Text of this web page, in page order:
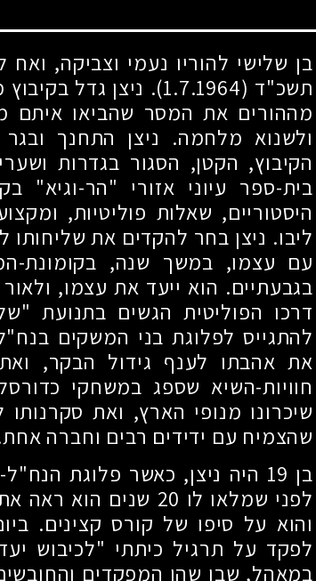
בן שלישי להוריו נעמי וצביקה,
תשכ"ד (1.7.1964)
. ניצן גדל
מההורים את המסר שהביאו איתם
ולשנוא מלחמה. ניצן התחנך
הקיבוץ, הקטן, הסגור בגדרות
בית-ספר עיוני אזורי "הר-וגיא"
היסטוריים, שאלות פוליטיות,
ליבו. ניצן בחר להקדים את
עם עצמו, במשך שנה, בקומונת-
בגבעתיים. הוא ייעד את עצמו,
דרכו הפוליטית הגשים בתנועת
להתגייס לפלוגת בני המשקים
את אהבתו לענף גידול הבקר,
חוויות-השיא שספג במשחקי
שיכרונו מנופי הארץ, ואת סקרנותו
שהצמיח עם ידידים רבים וחברה
בן 19 היה ניצן, כאשר פלוגת
לפני שמלאו לו 20 שנים הוא ראה
והוא על סיפו של קורס קצינים.
לפקד על תרגיל כיתתי "לכיבוש
במאהל, שבו שהו המפקדים